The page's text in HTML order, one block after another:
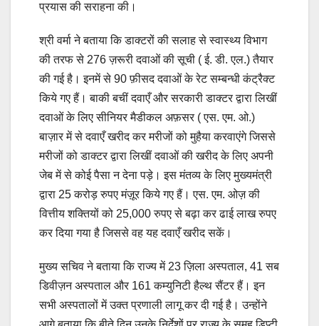
प्रयास की सराहना की।
श्री वर्मा ने बताया कि डाक्टरों की सलाह से स्वास्थ्य विभाग
की तरफ से 276 ज़रूरी दवाओं की सूची ( ई. डी. एल.) तैयार
की गई है। इनमें से 90 फ़ीसद दवाओं के रेट सम्बन्धी कंट्रैक्ट
किये गए हैं। बाकी बचीं दवाएँ और सरकारी डाक्टर द्वारा लिखीं
दवाओं के लिए सीनियर मैडीकल अफ़सर ( एस. एम. ओ.)
बाज़ार में से दवाएँ खरीद कर मरीजों को मुहैया करवाएंगे जिससे
मरीजों को डाक्टर द्वारा लिखीं दवाओं की खरीद के लिए अपनी
जेब में से कोई पैसा न देना पड़े। इस मंतव्य के लिए मुख्यमंत्री
द्वारा 25 करोड़ रुपए मंज़ूर किये गए हैं। एस. एम. ओज़ की
वित्तीय शक्तियों को 25,000 रुपए से बढ़ा कर ढाई लाख रुपए
कर दिया गया है जिससे वह यह दवाएँ खरीद सकें।
मुख्य सचिव ने बताया कि राज्य में 23 ज़िला अस्पताल, 41 सब
डिवीज़न अस्पताल और 161 कम्युनिटी हैल्थ सैंटर हैं। इन
सभी अस्पतालों में उक्त प्रणाली लागू कर दी गई है। उन्होंने